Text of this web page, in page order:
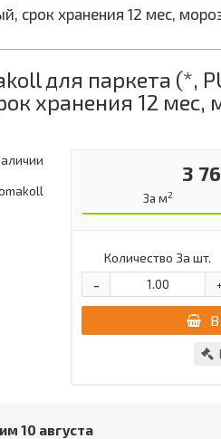
срок хранения 12 мес,
для паркета (*,
хранения 12 мес,
3
За м2
Количество За шт.
-
10 августа